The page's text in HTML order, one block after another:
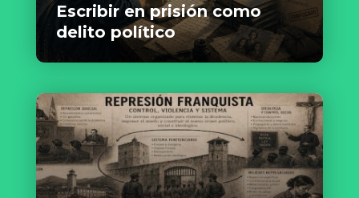
Escribir en prisión como
delito político